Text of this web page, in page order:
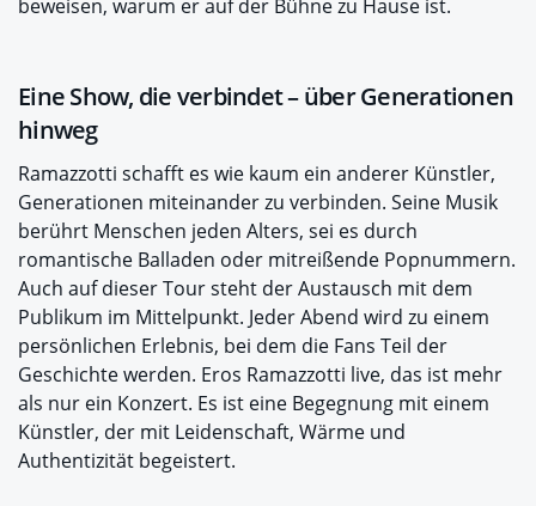
beweisen, warum er auf der Bühne zu Hause ist.
Eine Show, die verbindet – über Generationen
hinweg
Ramazzotti schafft es wie kaum ein anderer Künstler,
Generationen miteinander zu verbinden. Seine Musik
berührt Menschen jeden Alters, sei es durch
romantische Balladen oder mitreißende Popnummern.
Auch auf dieser Tour steht der Austausch mit dem
Publikum im Mittelpunkt. Jeder Abend wird zu einem
persönlichen Erlebnis, bei dem die Fans Teil der
Geschichte werden. Eros Ramazzotti live, das ist mehr
als nur ein Konzert. Es ist eine Begegnung mit einem
Künstler, der mit Leidenschaft, Wärme und
Authentizität begeistert.